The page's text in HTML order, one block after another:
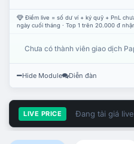
Điểm live = số dư ví + ký quỹ + PnL
ngày cuối tháng · Top 1 trên 20.000 đ
Chưa có thành viên giao dịch
Hide Module Diễn đàn
LIVE PRICE Đang tải giá